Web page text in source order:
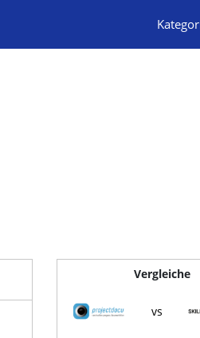
Vergleiche
vs